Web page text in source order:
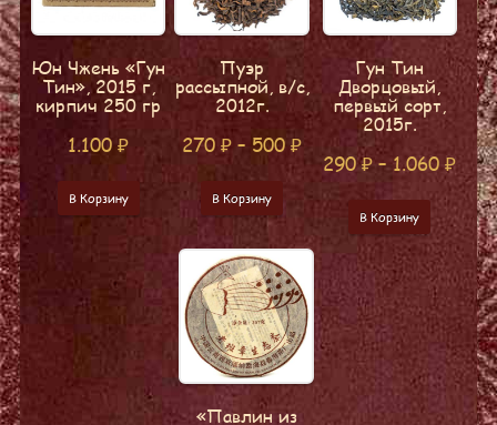
Юн Чжень «Гун
Тин», 2015 г,
кирпич 250 гр
1.100₽
В Корзину
Гун Тин
Дворцовый,
первый сорт,
2015г.
290₽ –1.060₽
В Корзину
Пуэр
рассыпной, в/с,
2012г.
270₽ – 500₽
В Корзину
«Павлин из